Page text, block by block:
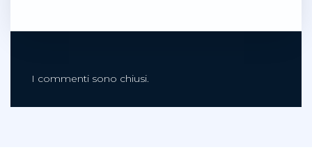
I commenti sono chiusi.